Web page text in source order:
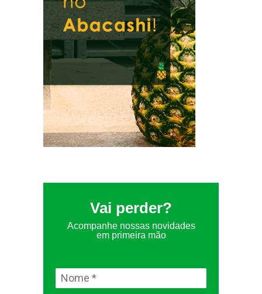
Vai perder?
Acompanhe nossas novidades
em primeira mão